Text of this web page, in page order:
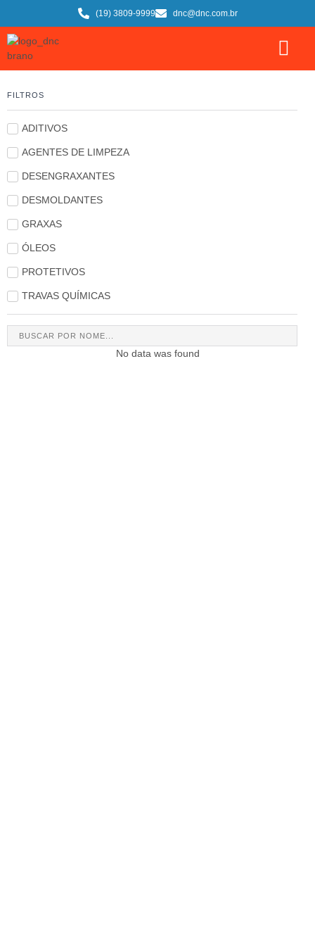
(19) 3809-9999 dnc@dnc.com.br
FILTROS
ADITIVOS
AGENTES DE LIMPEZA
DESENGRAXANTES
DESMOLDANTES
GRAXAS
ÓLEOS
PROTETIVOS
TRAVAS QUÍMICAS
No data was found